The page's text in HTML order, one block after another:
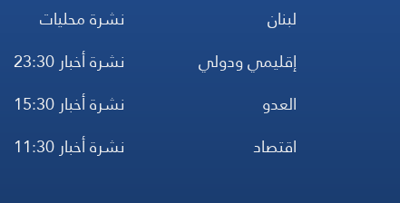
لبنان
إقليمي ودولي
العدو
اقتصاد
نشرة محليات
نشرة أخبار 23:30
نشرة أخبار 15:30
نشرة أخبار 11:30